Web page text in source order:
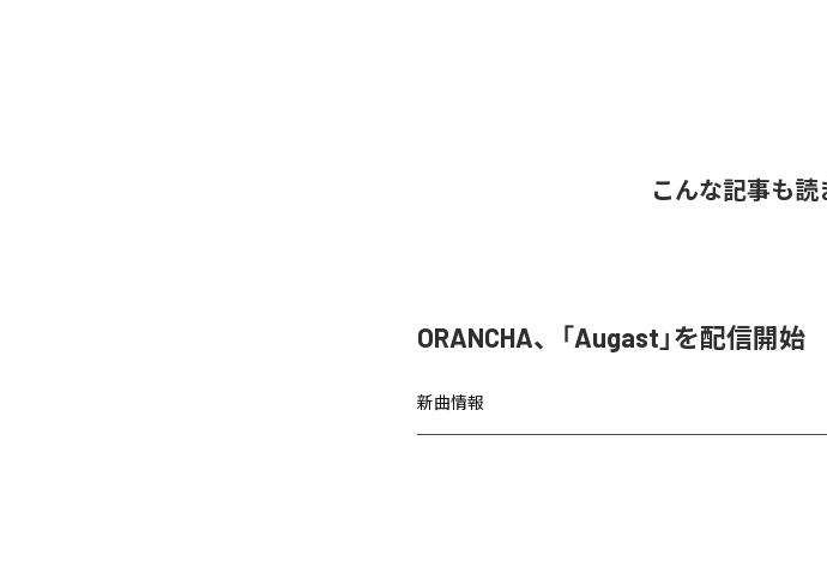
こんな記事も
ORANCHA、「Augast」を配信開始
新曲情報